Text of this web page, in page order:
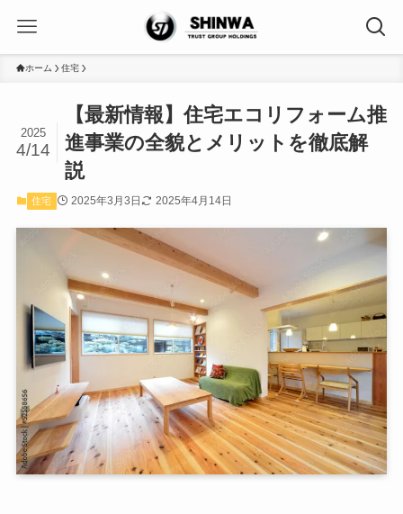
ホーム 住宅
【最新情報】住宅エコリフォーム推
進事業の全貌とメリットを徹底解
説
2025
4/14
住宅 2025年3月3日 2025年4月14日